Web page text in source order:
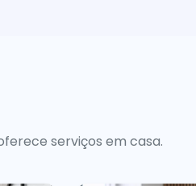
serviços em casa.